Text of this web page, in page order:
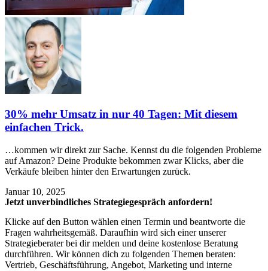
30% mehr Umsatz in nur 40 Tagen: Mit diesem
einfachen Trick.
…kommen wir direkt zur Sache. Kennst du die folgenden Probleme
auf Amazon? Deine Produkte bekommen zwar Klicks, aber die
Verkäufe bleiben hinter den Erwartungen zurück.
Januar 10, 2025
Jetzt unverbindliches Strategiegespräch anfordern!
Klicke auf den Button wählen einen Termin und beantworte die
Fragen wahrheitsgemäß. Daraufhin wird sich einer unserer
Strategieberater bei dir melden und deine kostenlose Beratung
durchführen. Wir können dich zu folgenden Themen beraten:
Vertrieb, Geschäftsführung, Angebot, Marketing und interne